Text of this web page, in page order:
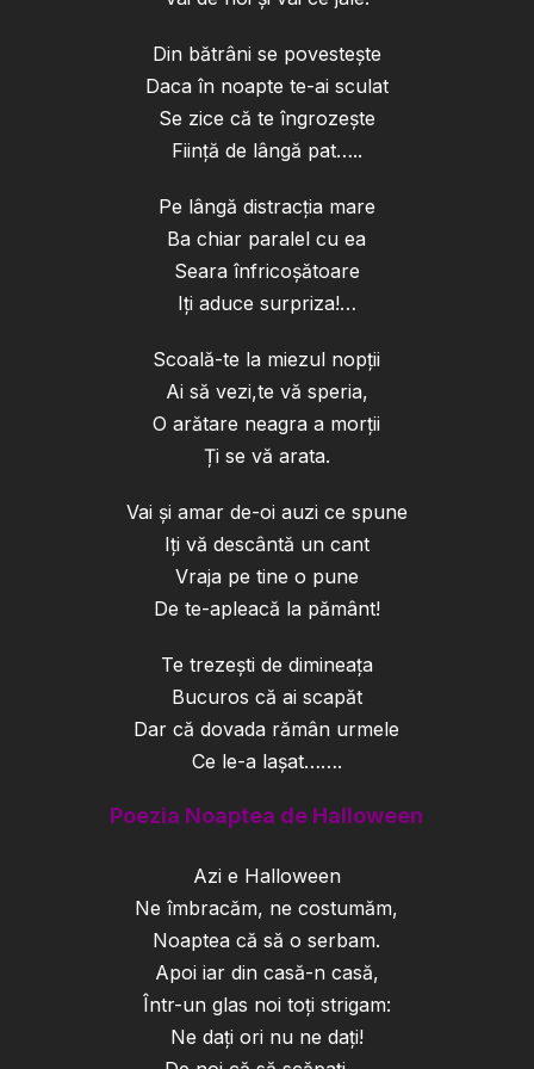
Din bătrâni se povestește
Daca în noapte te-ai sculat
Se zice că te îngrozește
Ființă de lângă pat…..
Pe lângă distracția mare
Ba chiar paralel cu ea
Seara înfricoșătoare
Iți aduce surpriza!…
Scoală-te la miezul nopții
Ai să vezi,te vă speria,
O arătare neagra a morții
Ți se vă arata.
Vai și amar de-oi auzi ce spune
Iți vă descântă un cant
Vraja pe tine o pune
De te-apleacă la pământ!
Te trezești de dimineața
Bucuros că ai scapăt
Dar că dovada rămân urmele
Ce le-a lașat…….
Poezia Noaptea de Halloween
Azi e Halloween
Ne îmbracăm, ne costumăm,
Noaptea că să o serbam.
Apoi iar din casă-n casă,
Într-un glas noi toți strigam:
Ne dați ori nu ne dați!